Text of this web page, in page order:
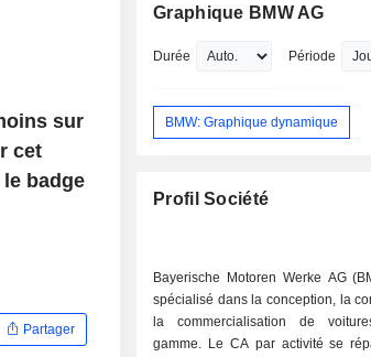
sur
cet
badge
Partager
Graphique BMW AG
Durée Période
BMW: Graphique dynamique
Profil Société
Bayerische Motoren Werke AG
spécialisé dans la conception, la
la commercialisation de
gamme. Le CA par activité se